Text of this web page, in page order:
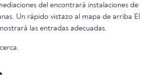
del encontrará instalaciones de
Un rápido vistazo al mapa de arriba El
las entradas adecuadas.